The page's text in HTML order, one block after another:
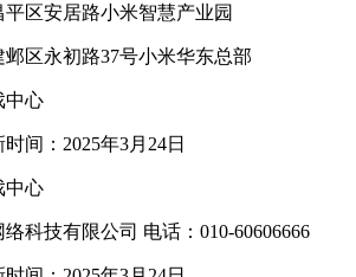
区安居路小米智慧产业园
区永初路37号小米华东总部
中心
间：2025年3月24日
中心
科技有限公司 电话：010-60606666